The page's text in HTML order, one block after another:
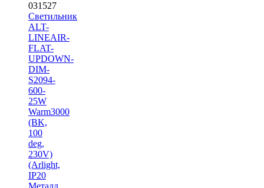
031527
Светильник
ALT-
LINEAIR-
FLAT-
UPDOWN-
DIM-
S2094-
600-
25W
Warm3000
(BK,
100
deg,
230V)
(Arlight,
IP20